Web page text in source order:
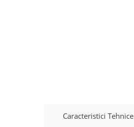
Caracteristici Tehnice